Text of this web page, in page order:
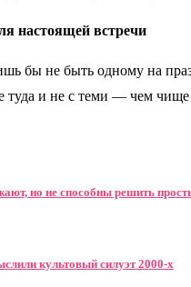
настоящей встречи
бы не быть одному на
и не с теми — чем чище
но не способны решить
культовый силуэт 2000-х